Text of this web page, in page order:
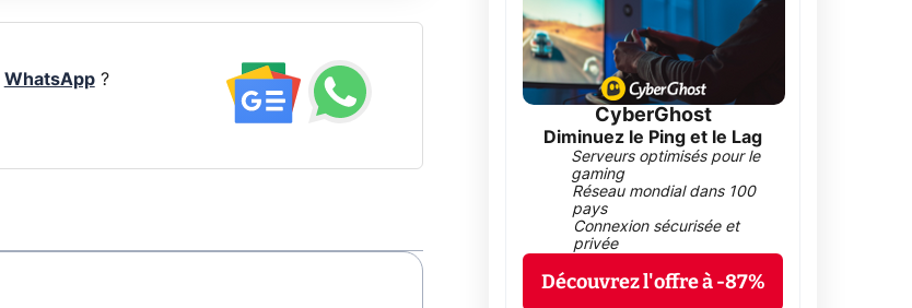
WhatsApp?
CyberGhost
Diminuez le Ping et le Lag
Serveurs optimisés pour le
gaming
Réseau mondial dans 100
pays
Connexion sécurisée et
privée
Découvrez l'offre à -87%